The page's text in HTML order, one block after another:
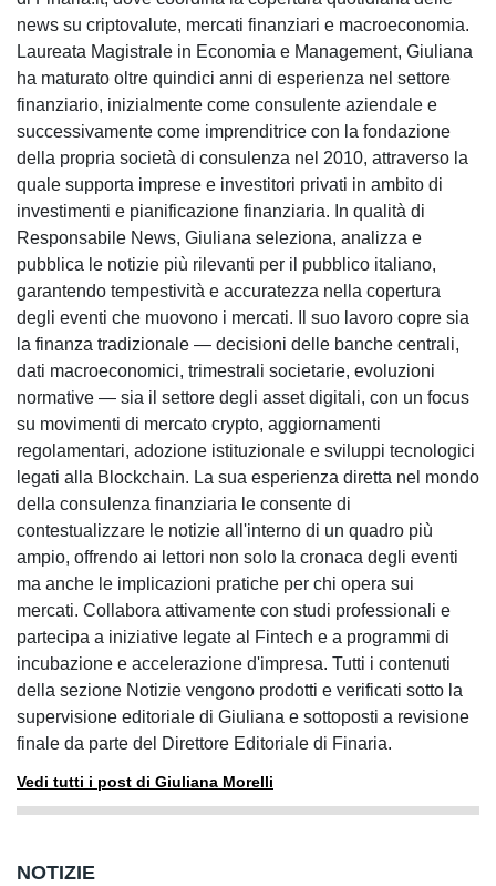
news su criptovalute, mercati finanziari e macroeconomia.
Laureata Magistrale in Economia e Management, Giuliana
ha maturato oltre quindici anni di esperienza nel settore
finanziario, inizialmente come consulente aziendale e
successivamente come imprenditrice con la fondazione
della propria società di consulenza nel 2010, attraverso la
quale supporta imprese e investitori privati in ambito di
investimenti e pianificazione finanziaria. In qualità di
Responsabile News, Giuliana seleziona, analizza e
pubblica le notizie più rilevanti per il pubblico italiano,
garantendo tempestività e accuratezza nella copertura
degli eventi che muovono i mercati. Il suo lavoro copre sia
la finanza tradizionale — decisioni delle banche centrali,
dati macroeconomici, trimestrali societarie, evoluzioni
normative — sia il settore degli asset digitali, con un focus
su movimenti di mercato crypto, aggiornamenti
regolamentari, adozione istituzionale e sviluppi tecnologici
legati alla Blockchain. La sua esperienza diretta nel mondo
della consulenza finanziaria le consente di
contestualizzare le notizie all'interno di un quadro più
ampio, offrendo ai lettori non solo la cronaca degli eventi
ma anche le implicazioni pratiche per chi opera sui
mercati. Collabora attivamente con studi professionali e
partecipa a iniziative legate al Fintech e a programmi di
incubazione e accelerazione d'impresa. Tutti i contenuti
della sezione Notizie vengono prodotti e verificati sotto la
supervisione editoriale di Giuliana e sottoposti a revisione
finale da parte del Direttore Editoriale di Finaria.
Vedi tutti i post di Giuliana Morelli
NOTIZIE